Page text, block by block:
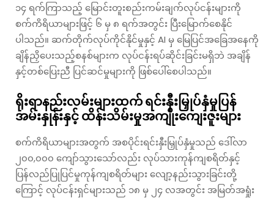
၁၄ ရက်ကြာသည့် မြောင်းတူးစည်းကမ်းချက်လုပ်ငန်းများကို
စက်ကိရိယာများဖြင့် ၆ မှ ၈ ရက်အတွင်း ပြီးမြောက်စေနိုင်
ပါသည်။ ဆက်တိုက်လုပ်ကိုင်နိုင်မှုနှင့် AI မှ မြေပြင်အခြေအနေကို
ချိန်ညှိပေးသည့်စနစ်များက လုပ်ငန်းရပ်ဆိုင်းခြင်းမရှိဘဲ အချိန်
နှင့်တစ်ပြေးညီ ပြင်ဆင်မှုများကို ဖြစ်ပေါ်စေပါသည်။
ရိုးရာနည်းလမ်းများထက် ရင်းနှီးမြှုပ်နှံမှုပြန်
အမ်းနှုန်းနှင့် ထိန်းသိမ်းမှုအကျိုးကျေးဇူးများ
စက်ကိရိယာများအတွက် အစပိုင်းရင်းနှီးမြှုပ်နှံမှုသည် ဒေါ်လာ
၂၀၀,၀၀၀ ကျော်သွားသော်လည်း လုပ်သားကုန်ကျစရိတ်နှင့်
ပြန်လည်ပြုပြင်မှုကုန်ကျစရိတ်များ လျော့နည်းသွားခြင်းတို့
ကြောင့် လုပ်ငန်းရှင်များသည် ၁၈ မှ ၂၄ လအတွင်း အမြတ်အရှုံး